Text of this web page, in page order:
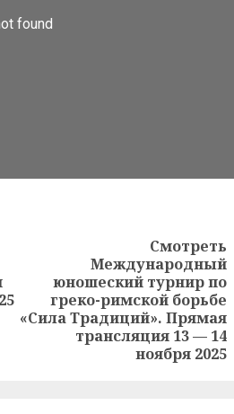
Предыдущая
запись:
Следующая
запись:
Смотреть
Международный
юношеский турнир по
греко-римской борьбе
«Сила Традиций». Прямая
трансляция 13 — 14
ноября 2025